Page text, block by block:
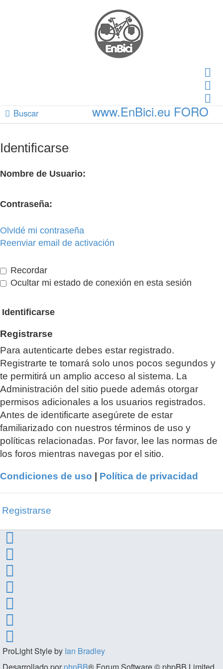
Buscar
www.EnBici.eu FORO
Identificarse
Nombre de Usuario:
Contraseña:
Olvidé mi contraseña
Reenviar email de activación
Recordar
Ocultar mi estado de conexión en esta sesión
Registrarse
Para autenticarte debes estar registrado.
Registrarte te tomará solo unos pocos segundos y
te permitirá un amplio acceso al sistema. La
Administración del sitio puede además otorgar
permisos adicionales a los usuarios registrados.
Antes de identificarte asegúrete de estar
familiarizado con nuestros términos de uso y
políticas relacionadas. Por favor, lee las normas de
los foros mientras navegas por el sitio.
Condiciones de uso Política de privacidad
Registrarse
ProLight Style by Ian Bradley